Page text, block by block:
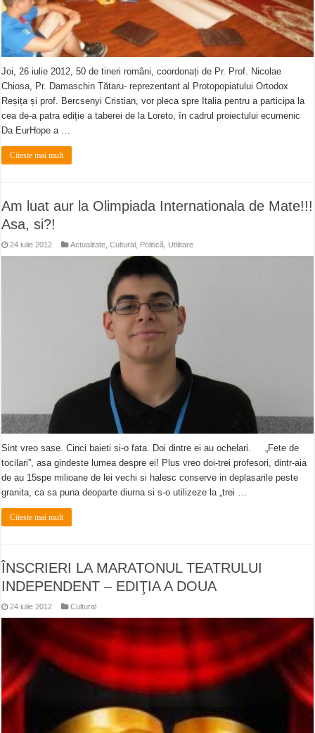
Joi, 26 iulie 2012, 50 de tineri români, coordonați de Pr. Prof. Nicolae
Chiosa, Pr. Damaschin Tătaru- reprezentant al Protopopiatului Ortodox
Reșița și prof. Bercsenyi Cristian, vor pleca spre Italia pentru a participa la
cea de-a patra ediție a taberei de la Loreto, în cadrul proiectului ecumenic
Da EurHope a …
Citeste mai mult
Am luat aur la Olimpiada Internationala de Mate!!!
Asa, si?!
24 iulie 2012 Actualitate ,Cultural Politică Utilitare
Sint vreo sase. Cinci baieti si-o fata. Doi dintre ei au ochelari. „Fete de
tocilari”, asa gindeste lumea despre ei! Plus vreo doi-trei profesori, dintr-aia
de au 15spe milioane de lei vechi si halesc conserve in deplasarile peste
granita, ca sa puna deoparte diurna si s-o utilizeze la „trei …
Citeste mai mult
ÎNSCRIERI LA MARATONUL TEATRULUI
INDEPENDENT – EDIŢIA A DOUA
24 iulie 2012 Cultural